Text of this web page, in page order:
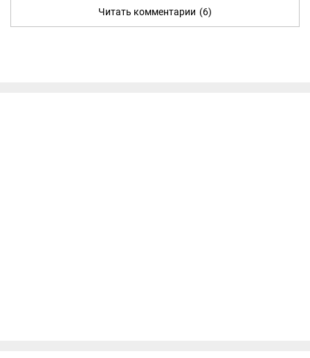
Читать комментарии (6)